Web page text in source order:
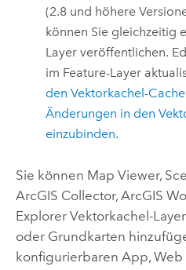
(2.8 und höhere
können Sie gleichzeitig
Layer veröffentlichen.
im Feature-Layer
den Vektorkachel-
Änderungen in den
einzubinden.
Sie können Map Viewer,
ArcGIS Collector, ArcGIS
ExplorerVektorkachel-
oder Grundkarten
konfigurierbaren App, Web